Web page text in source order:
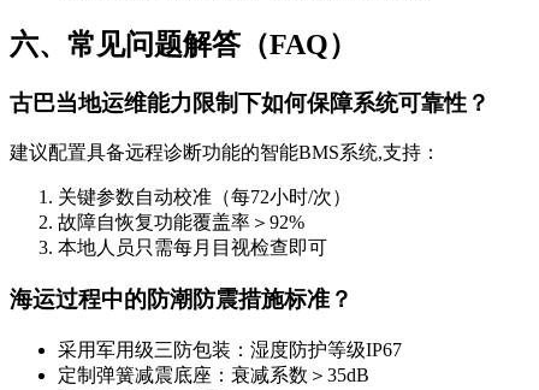
六、常见问题解答（FAQ）
古巴当地运维能力限制下如何保障系统可靠性？
建议配置具备远程诊断功能的智能BMS系统,支持：
关键参数自动校准（每72小时/次）
故障自恢复功能覆盖率＞92%
本地人员只需每月目视检查即可
海运过程中的防潮防震措施标准？
采用军用级三防包装：湿度防护等级IP67
定制弹簧减震底座：衰减系数＞35dB